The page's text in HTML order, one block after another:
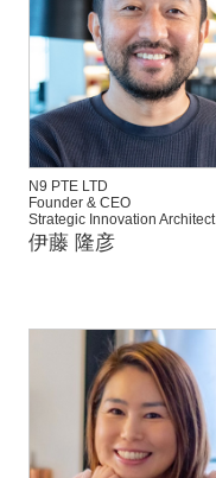
N9 PTE LTD
Founder & CEO
Strategic Innovation Architect
伊藤 隆彦